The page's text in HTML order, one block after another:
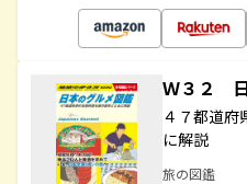
Ｗ３２
４７都道府
に解説
旅の図鑑